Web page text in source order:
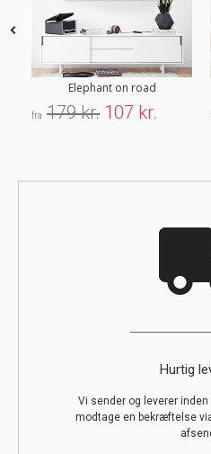
Elephant on road
fra 179 kr. 107 kr.
Hurtig
Vi sender og leverer inden
modtage en bekræftelse